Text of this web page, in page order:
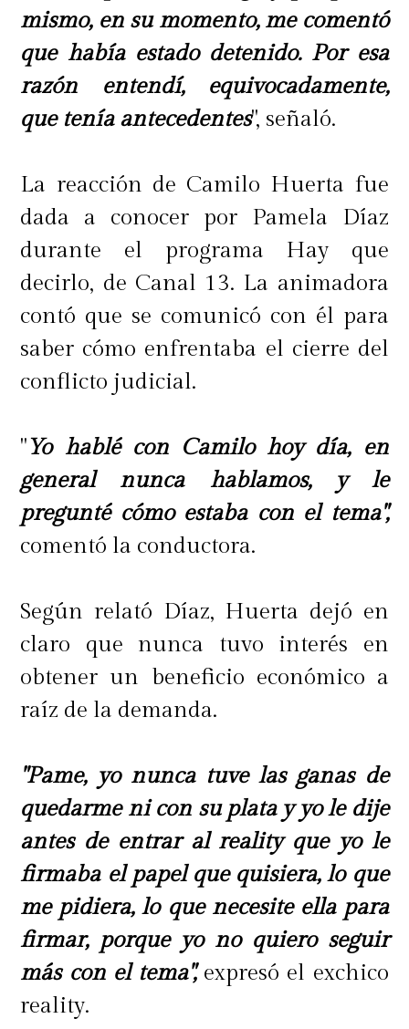
mismo, en su momento, me comentó
que había estado detenido. Por esa
razón entendí, equivocadamente,
que tenía antecedentes", señaló.
La reacción de Camilo Huerta fue
dada a conocer por Pamela Díaz
durante el programa Hay que
decirlo, de Canal 13. La animadora
contó que se comunicó con él para
saber cómo enfrentaba el cierre del
conflicto judicial.
"Yo hablé con Camilo hoy día, en
general nunca hablamos, y le
pregunté cómo estaba con el tema",
comentó la conductora.
Según relató Díaz, Huerta dejó en
claro que nunca tuvo interés en
obtener un beneficio económico a
raíz de la demanda.
"Pame, yo nunca tuve las ganas de
quedarme ni con su plata y yo le dije
antes de entrar al reality que yo le
firmaba el papel que quisiera, lo que
me pidiera, lo que necesite ella para
firmar, porque yo no quiero seguir
más con el tema",expresó el exchico
reality.